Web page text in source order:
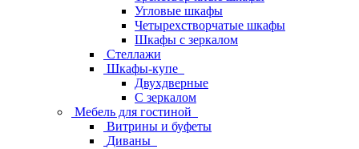
Угловые шкафы
Четырехстворчатые шкафы
Шкафы с зеркалом
Стеллажи
Шкафы-купе
Двухдверные
С зеркалом
Мебель для гостиной
Витрины и буфеты
Диваны